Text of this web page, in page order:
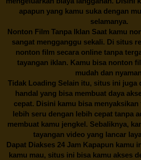
apapun yang kamu suka dengan
selamanya.
Nonton Film Tanpa Iklan Saat kamu
sangat mengganggu sekali. Di situs
nonton film secara online tanpa
tayangan iklan. Kamu bisa nonton
mudah dan
Tidak Loading Selain itu, situs ini juga
handal yang bisa membuat daya
cepat. Disini kamu bisa
lebih seru dengan lebih cepat tanpa
membuat kamu jengkel. Sebaliknya,
tayangan video yang lancar
Dapat Diakses 24 Jam Kapapun kamu
kamu mau, situs ini bisa kamu akses